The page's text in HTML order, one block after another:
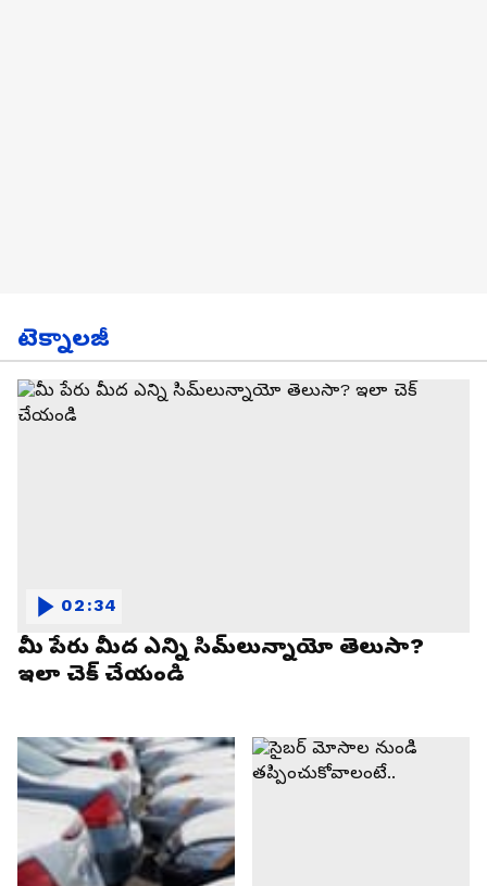
టెక్నాలజీ
మీ పేరు మీద ఎన్ని సిమ్‌లున్నాయో తెలుసా?
ఇలా చెక్ చేయండి
02:34